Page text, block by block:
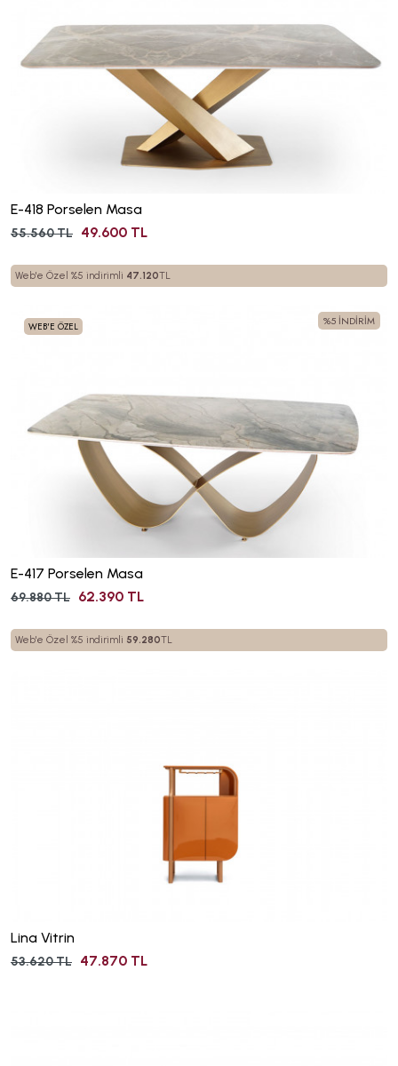
E-418 Porselen Masa
55.560 TL 49.600 TL
Web'e Özel %5 indirimli 47.120TL
%5 İNDİRİM
WEB'E ÖZEL
E-417 Porselen Masa
69.880 TL 62.390 TL
Web'e Özel %5 indirimli 59.280TL
Lina Vitrin
53.620 TL 47.870 TL